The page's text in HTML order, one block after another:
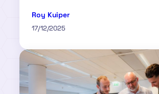
Roy Kuiper
17/12/2025